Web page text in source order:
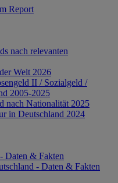
Report
nach relevanten
Welt 2026
II / Sozialgeld /
2005-2025
nach Nationalität 2025
in Deutschland 2024
Daten & Fakten
- Daten & Fakten